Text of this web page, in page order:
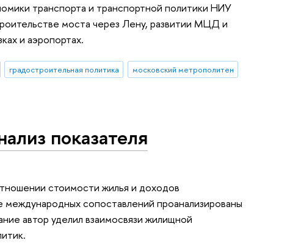
транспорта и транспортной политики НИУ
моста через Лену, развитии МЦД и
и аэропортах.
градостроительная политика
московский метрополитен
показателя
стоимости жилья и доходов
сопоставлений проанализированы
автор уделил взаимосвязи жилищной